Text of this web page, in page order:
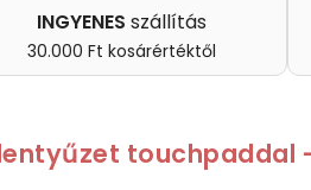
INGYENES szállítás
30.000 Ft kosárértéktől
touchpaddal